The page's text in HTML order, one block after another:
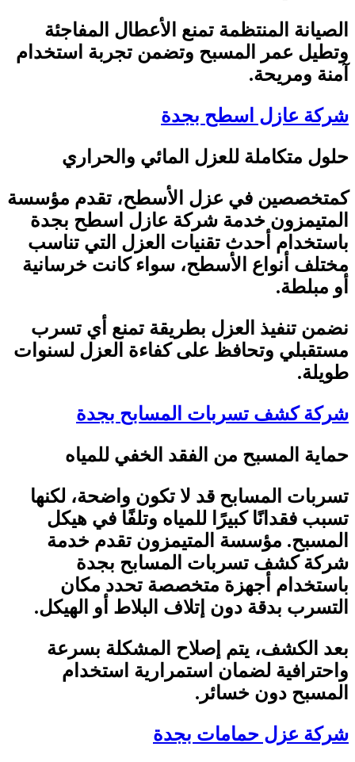
الصيانة المنتظمة تمنع الأعطال المفاجئة
وتطيل عمر المسبح وتضمن تجربة استخدام
آمنة ومريحة.
شركة عازل اسطح بجدة
حلول متكاملة للعزل المائي والحراري
كمتخصصين في عزل الأسطح، تقدم مؤسسة
المتيمزون خدمة شركة عازل اسطح بجدة
باستخدام أحدث تقنيات العزل التي تناسب
مختلف أنواع الأسطح، سواء كانت خرسانية
أو مبلطة.
نضمن تنفيذ العزل بطريقة تمنع أي تسرب
مستقبلي وتحافظ على كفاءة العزل لسنوات
طويلة.
شركة كشف تسربات المسابح بجدة
حماية المسبح من الفقد الخفي للمياه
تسربات المسابح قد لا تكون واضحة، لكنها
تسبب فقدانًا كبيرًا للمياه وتلفًا في هيكل
المسبح. مؤسسة المتيمزون تقدم خدمة
شركة كشف تسربات المسابح بجدة
باستخدام أجهزة متخصصة تحدد مكان
التسرب بدقة دون إتلاف البلاط أو الهيكل.
بعد الكشف، يتم إصلاح المشكلة بسرعة
واحترافية لضمان استمرارية استخدام
المسبح دون خسائر .
شركة عزل حمامات بجدة